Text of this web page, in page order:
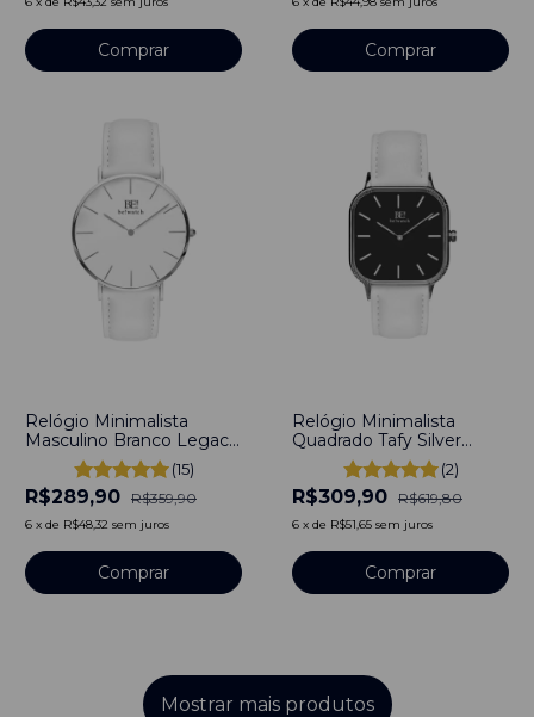
Comprar Comprar
Relógio Minimalista
Masculino Branco Legacy
Prata Pulseira de Couro
Branco 40mm Aço
Inoxidável banhado a
titânio
(15)
R$289,90 R$359,90
6 x de R$48,32 sem juros
Comprar
Relógio Minimalista
Quadrado Tafy Silver
Pulseira de Couro Branco
40mm Aço Inoxidável
banhado a titânio
(2)
R$309,90 R$619,80
6 x de R$51,65 sem juros
Comprar
Mostrar mais produtos